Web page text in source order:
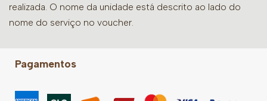
realizada. O nome da unidade está descrito ao lado do
nome do serviço no voucher.
Pagamentos